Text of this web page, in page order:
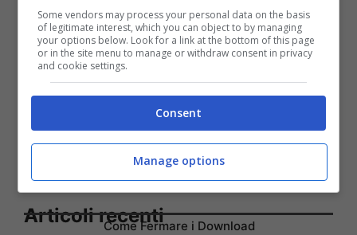
Articoli recentiCome Fermare i Download
Some vendors may process your personal data on the basis
of legitimate interest, which you can object to by managing
your options below. Look for a link at the bottom of this page
or in the site menu to manage or withdraw consent in privacy
and cookie settings.
Consent
Manage options